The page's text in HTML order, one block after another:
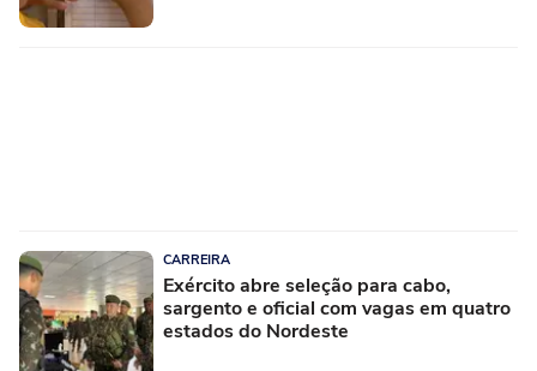
CARREIRA
Exército abre seleção para cabo,
sargento e oficial com vagas em quatro
estados do Nordeste